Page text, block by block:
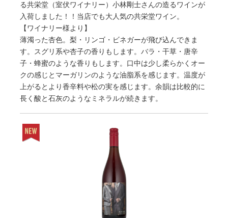
る共栄堂（室伏ワイナリー）小林剛士さんの造るワインが
入荷しました！！当店でも大人気の共栄堂ワイン。
【ワイナリー様より】
薄濁った杏色。梨・リンゴ・ビネガーが飛び込んできま
す。スグリ系や杏子の香りもします。バラ・干草・唐辛
子・蜂蜜のような香りもします。口中は少し柔らかくオー
クの感じとマーガリンのような油脂系を感じます。温度が
上がるとより香辛料や松の実を感じます。余韻は比較的に
長く酸と石灰のようなミネラルが続きます。